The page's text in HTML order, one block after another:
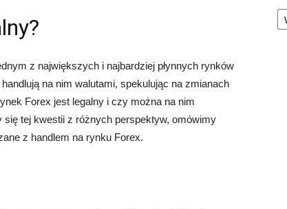
z największych i najbardziej płynnych rynków
na nim walutami, spekulując na zmianach
Forex jest legalny i czy można na nim
tej kwestii z różnych perspektyw, omówimy
z handlem na rynku Forex.